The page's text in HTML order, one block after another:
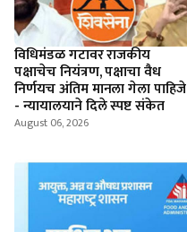
विधिमंडळ गटावर राजकीय
पक्षाचेच नियंत्रण, पक्षाचा वैध
निर्णयच अंतिम मानला गेला पाहिजे
- न्यायालयाने दिले स्पष्ट संकेत
August 06, 2026